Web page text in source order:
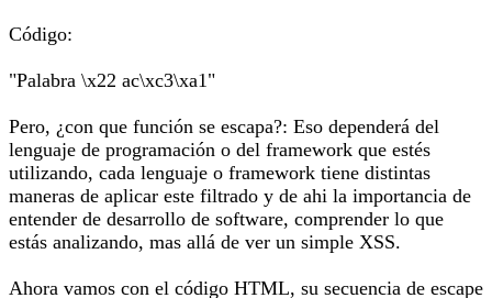
Código:
"Palabra \x22 ac\xc3\xa1"
Pero, ¿con que función se escapa?: Eso dependerá del
lenguaje de programación o del framework que estés
utilizando, cada lenguaje o framework tiene distintas
maneras de aplicar este filtrado y de ahi la importancia de
entender de desarrollo de software, comprender lo que
estás analizando, mas allá de ver un simple XSS.
Ahora vamos con el código HTML, su secuencia de escape